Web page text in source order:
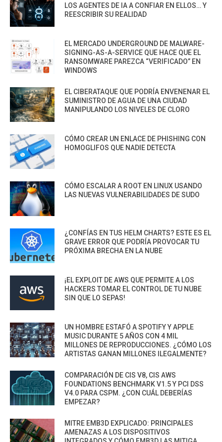
LOS AGENTES DE IA A CONFIAR EN ELLOS… Y
REESCRIBIR SU REALIDAD
EL MERCADO UNDERGROUND DE MALWARE-
SIGNING-AS-A-SERVICE QUE HACE QUE EL
RANSOMWARE PAREZCA “VERIFICADO” EN
WINDOWS
EL CIBERATAQUE QUE PODRÍA ENVENENAR EL
SUMINISTRO DE AGUA DE UNA CIUDAD
MANIPULANDO LOS NIVELES DE CLORO
CÓMO CREAR UN ENLACE DE PHISHING CON
HOMOGLIFOS QUE NADIE DETECTA
CÓMO ESCALAR A ROOT EN LINUX USANDO
LAS NUEVAS VULNERABILIDADES DE SUDO
¿CONFÍAS EN TUS HELM CHARTS? ESTE ES EL
GRAVE ERROR QUE PODRÍA PROVOCAR TU
PRÓXIMA BRECHA EN LA NUBE
¡EL EXPLOIT DE AWS QUE PERMITE A LOS
HACKERS TOMAR EL CONTROL DE TU NUBE
SIN QUE LO SEPAS!
UN HOMBRE ESTAFÓ A SPOTIFY Y APPLE
MUSIC DURANTE 5 AÑOS CON 4 MIL
MILLONES DE REPRODUCCIONES. ¿CÓMO LOS
ARTISTAS GANAN MILLONES ILEGALMENTE?
COMPARACIÓN DE CIS V8, CIS AWS
FOUNDATIONS BENCHMARK V1.5 Y PCI DSS
V4.0 PARA CSPM. ¿CON CUÁL DEBERÍAS
EMPEZAR?
MITRE EMB3D EXPLICADO: PRINCIPALES
AMENAZAS A LOS DISPOSITIVOS